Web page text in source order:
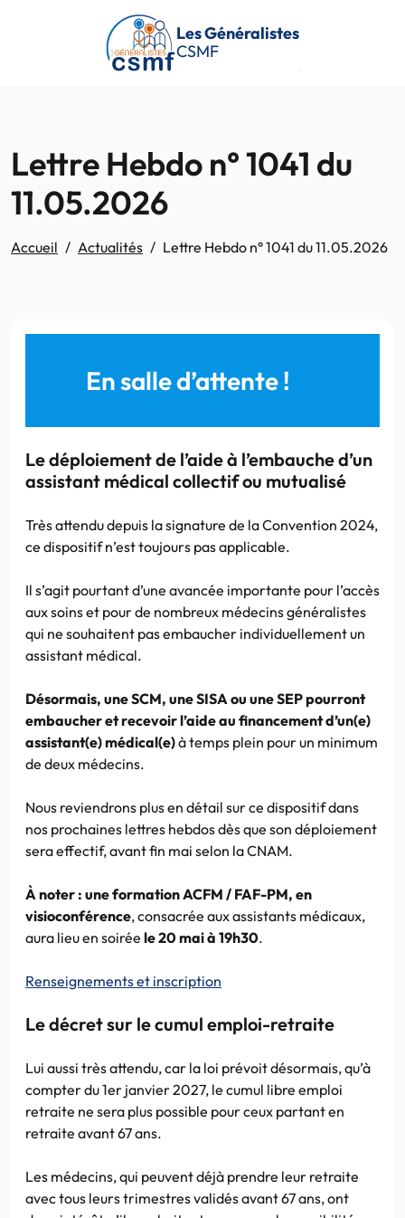
Passer au contenu principal
Les Généralistes
CSMF
Lettre Hebdo n° 1041 du
11.05.2026
Accueil Actualités Lettre Hebdo n° 1041 du 11.05.2026
En salle d’attente !
Le déploiement de l’aide à l’embauche d’un
assistant médical collectif ou mutualisé
Très attendu depuis la signature de la Convention 2024,
ce dispositif n’est toujours pas applicable.
Il s’agit pourtant d’une avancée importante pour l’accès
aux soins et pour de nombreux médecins généralistes
qui ne souhaitent pas embaucher individuellement un
assistant médical.
Désormais, une SCM, une SISA ou une SEP pourront
embaucher et recevoir l’aide au financement d’un(e)
assistant(e) médical(e)à temps plein pour un minimum
de deux médecins.
Nous reviendrons plus en détail sur ce dispositif dans
nos prochaines lettres hebdos dès que son déploiement
sera effectif, avant fin mai selon la CNAM.
À noter : une formation ACFM / FAF-PM, en
visioconférence, consacrée aux assistants médicaux,
aura lieu en soirée le 20 mai à 19h30.
Renseignements et inscription
Le décret sur le cumul emploi-retraite
Lui aussi très attendu, car la loi prévoit désormais, qu’à
compter du 1er janvier 2027, le cumul libre emploi
retraite ne sera plus possible pour ceux partant en
retraite avant 67 ans.
Les médecins, qui peuvent déjà prendre leur retraite
avec tous leurs trimestres validés avant 67 ans, ont